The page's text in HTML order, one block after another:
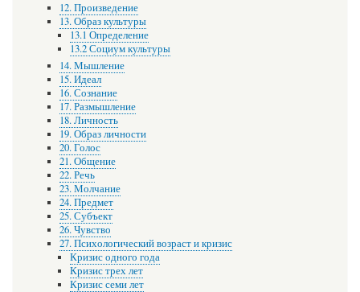
12. Произведение
13. Образ культуры
13.1 Определение
13.2 Социум культуры
14. Мышление
15. Идеал
16. Сознание
17. Размышление
18. Личность
19. Образ личности
20. Голос
21. Общение
22. Речь
23. Молчание
24. Предмет
25. Субъект
26. Чувство
27. Психологический возраст и кризис
Кризис одного года
Кризис трех лет
Кризис семи лет